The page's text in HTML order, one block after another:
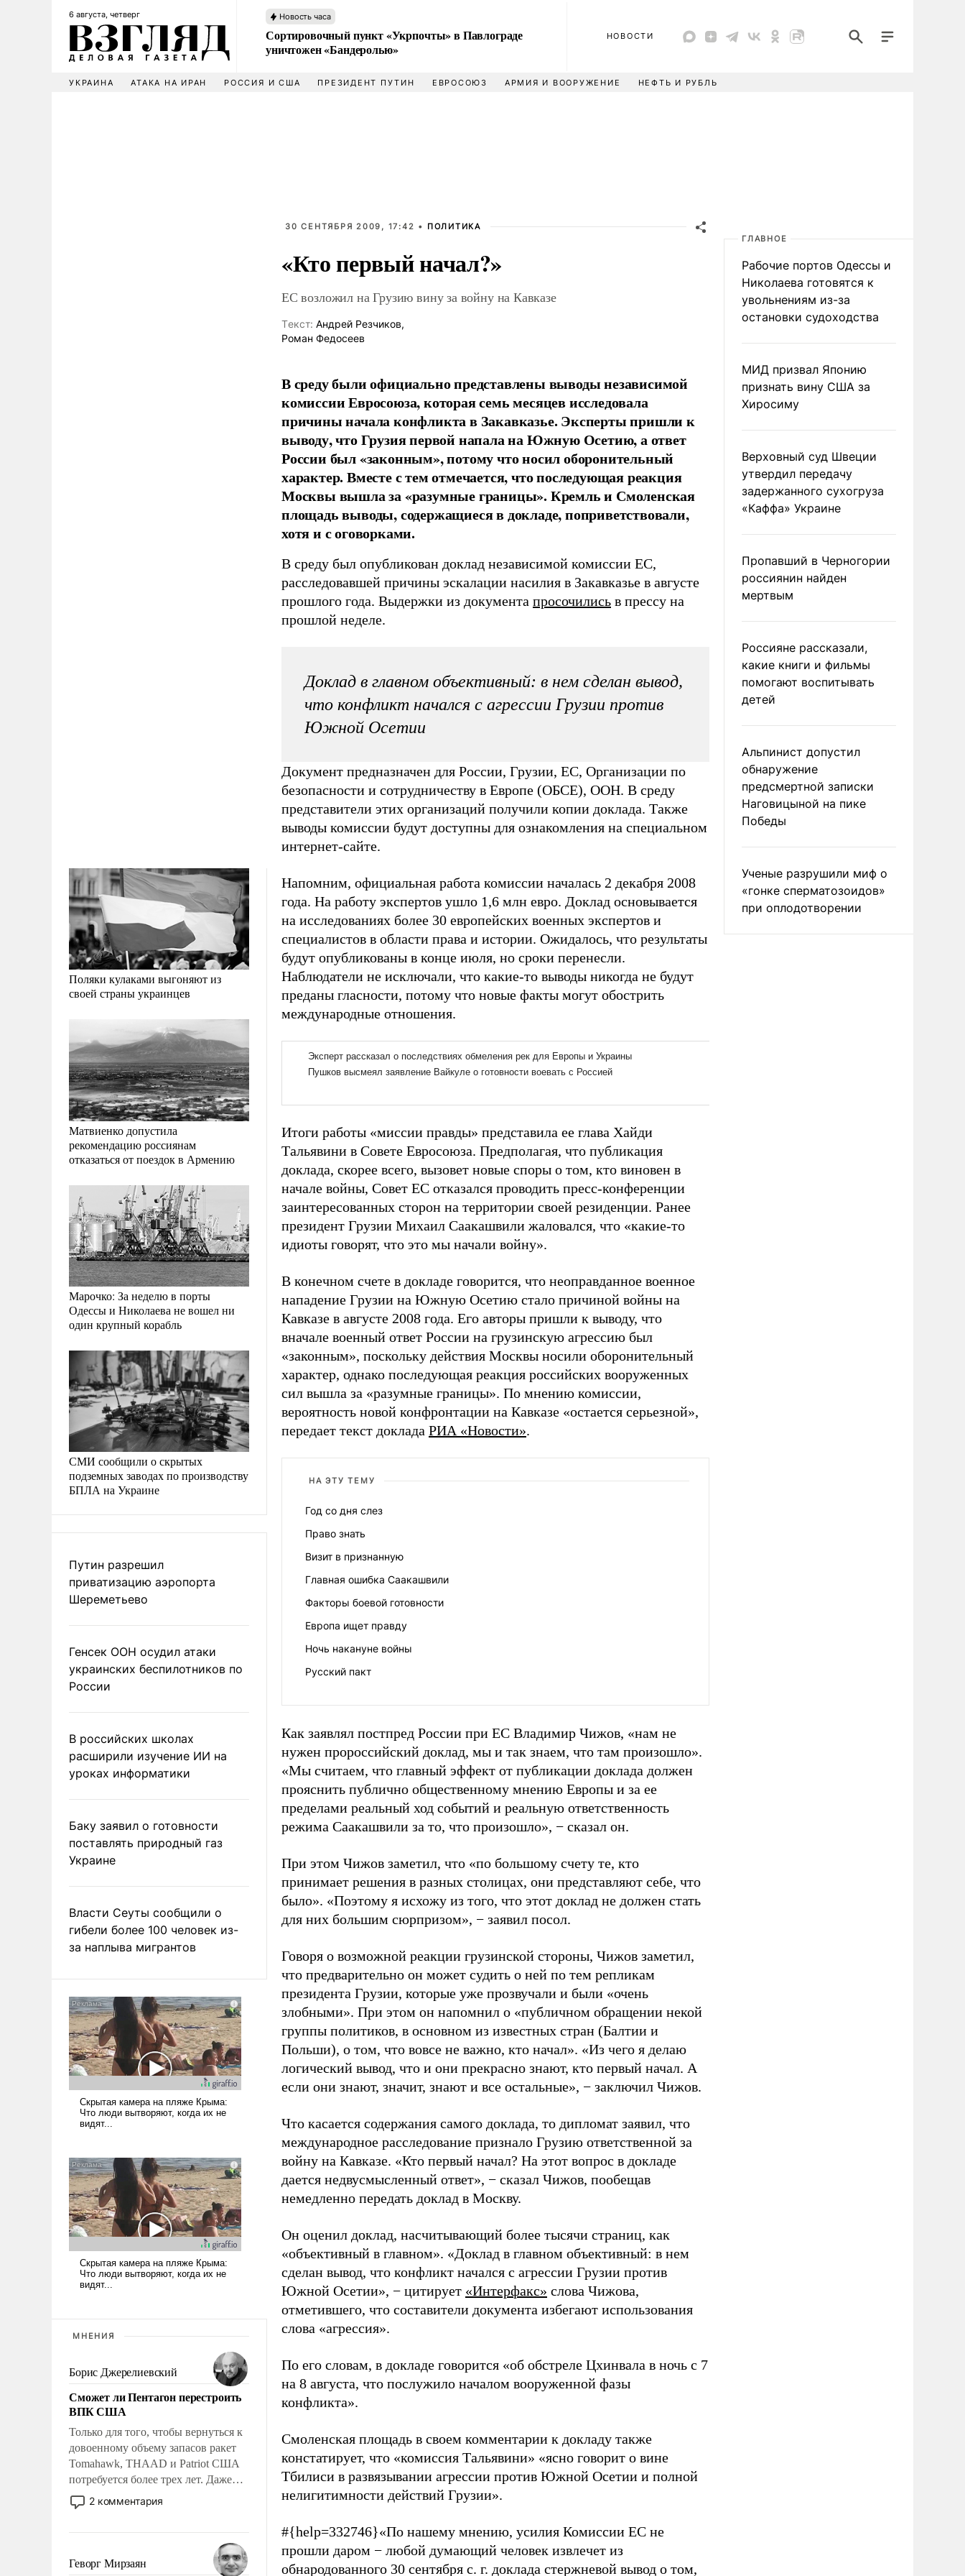
6 августа, четверг Новость часа
Сортировочный пункт «Укрпочты» в Павлограде
уничтожен «Бандеролью»
НОВОСТИ
УКРАИНА АТАКА НА ИРАН РОССИЯ И США ПРЕЗИДЕНТ ПУТИН ЕВРОСОЮЗ АРМИЯ И ВООРУЖЕНИЕ НЕФТЬ И РУБЛЬ
Поляки кулаками выгоняют из
своей страны украинцев
Матвиенко допустила
рекомендацию россиянам
отказаться от поездок в Армению
Марочко: За неделю в порты
Одессы и Николаева не вошел ни
один крупный корабль
СМИ сообщили о скрытых
подземных заводах по производству
БПЛА на Украине
Путин разрешил
приватизацию аэропорта
Шереметьево
Генсек ООН осудил атаки
украинских беспилотников по
России
В российских школах
расширили изучение ИИ на
уроках информатики
Баку заявил о готовности
поставлять природный газ
Украине
Власти Сеуты сообщили о
гибели более 100 человек из-
за наплыва мигрантов
МНЕНИЯ
Борис Джерелиевский
Сможет ли Пентагон перестроить
ВПК США
Только для того, чтобы вернуться к
довоенному объему запасов ракет
Tomahawk, THAAD и Patriot США
потребуется более трех лет. Даже
небольшая война с Ираном
опустошила американские
уязвимости США, например, перед
2 комментария
Геворг Мирзаян
30 СЕНТЯБРЯ 2009, 17:42 • ПОЛИТИКА
«Кто первый начал?»
ЕС возложил на Грузию вину за войну на Кавказе
Tекст: Андрей Резчиков,
Роман Федосеев
В среду были официально представлены выводы независимой
комиссии Евросоюза, которая семь месяцев исследовала
причины начала конфликта в Закавказье. Эксперты пришли к
выводу, что Грузия первой напала на Южную Осетию, а ответ
России был «законным», потому что носил оборонительный
характер. Вместе с тем отмечается, что последующая реакция
Москвы вышла за «разумные границы». Кремль и Смоленская
площадь выводы, содержащиеся в докладе, поприветствовали,
хотя и с оговорками.
В среду был опубликован доклад независимой комиссии ЕС,
расследовавшей причины эскалации насилия в Закавказье в августе
прошлого года. Выдержки из документа просочились в прессу на
прошлой неделе.
Доклад в главном объективный: в нем сделан вывод,
что конфликт начался с агрессии Грузии против
Южной Осетии
Документ предназначен для России, Грузии, ЕС, Организации по
безопасности и сотрудничеству в Европе (ОБСЕ), ООН. В среду
представители этих организаций получили копии доклада. Также
выводы комиссии будут доступны для ознакомления на специальном
интернет-сайте.
Напомним, официальная работа комиссии началась 2 декабря 2008
года. На работу экспертов ушло 1,6 млн евро. Доклад основывается
на исследованиях более 30 европейских военных экспертов и
специалистов в области права и истории. Ожидалось, что результаты
будут опубликованы в конце июля, но сроки перенесли.
Наблюдатели не исключали, что какие-то выводы никогда не будут
преданы гласности, потому что новые факты могут обострить
международные отношения.
Итоги работы «миссии правды» представила ее глава Хайди
Тальявини в Совете Евросоюза. Предполагая, что публикация
доклада, скорее всего, вызовет новые споры о том, кто виновен в
начале войны, Совет ЕС отказался проводить пресс-конференции
заинтересованных сторон на территории своей резиденции. Ранее
президент Грузии Михаил Саакашвили жаловался, что «какие-то
идиоты говорят, что это мы начали войну».
В конечном счете в докладе говорится, что неоправданное военное
нападение Грузии на Южную Осетию стало причиной войны на
Кавказе в августе 2008 года. Его авторы пришли к выводу, что
вначале военный ответ России на грузинскую агрессию был
«законным», поскольку действия Москвы носили оборонительный
характер, однако последующая реакция российских вооруженных
сил вышла за «разумные границы». По мнению комиссии,
вероятность новой конфронтации на Кавказе «остается серьезной»,
передает текст доклада РИА «Новости».
НА ЭТУ ТЕМУ
Год со дня слез
Право знать
Визит в признанную
Главная ошибка Саакашвили
Факторы боевой готовности
Европа ищет правду
Ночь накануне войны
Русский пакт
Как заявлял постпред России при ЕС Владимир Чижов, «нам не
нужен пророссийский доклад, мы и так знаем, что там произошло».
«Мы считаем, что главный эффект от публикации доклада должен
прояснить публично общественному мнению Европы и за ее
пределами реальный ход событий и реальную ответственность
режима Саакашвили за то, что произошло», − сказал он.
При этом Чижов заметил, что «по большому счету те, кто
принимает решения в разных столицах, они представляют себе, что
было». «Поэтому я исхожу из того, что этот доклад не должен стать
для них большим сюрпризом», − заявил посол.
Говоря о возможной реакции грузинской стороны, Чижов заметил,
что предварительно он может судить о ней по тем репликам
президента Грузии, которые уже прозвучали и были «очень
злобными». При этом он напомнил о «публичном обращении некой
группы политиков, в основном из известных стран (Балтии и
Польши), о том, что вовсе не важно, кто начал». «Из чего я делаю
логический вывод, что и они прекрасно знают, кто первый начал. А
если они знают, значит, знают и все остальные», − заключил Чижов.
Что касается содержания самого доклада, то дипломат заявил, что
международное расследование признало Грузию ответственной за
войну на Кавказе. «Кто первый начал? На этот вопрос в докладе
дается недвусмысленный ответ», − сказал Чижов, пообещав
немедленно передать доклад в Москву.
Он оценил доклад, насчитывающий более тысячи страниц, как
«объективный в главном». «Доклад в главном объективный: в нем
сделан вывод, что конфликт начался с агрессии Грузии против
Южной Осетии», − цитирует «Интерфакс» слова Чижова,
отметившего, что составители документа избегают использования
слова «агрессия».
По его словам, в докладе говорится «об обстреле Цхинвала в ночь с 7
на 8 августа, что послужило началом вооруженной фазы
конфликта».
Смоленская площадь в своем комментарии к докладу также
констатирует, что «комиссия Тальявини» «ясно говорит о вине
Тбилиси в развязывании агрессии против Южной Осетии и полной
нелигитимности действий Грузии».
#{help=332746}«По нашему мнению, усилия Комиссии ЕС не
прошли даром − любой думающий человек извлечет из
обнародованного 30 сентября с. г. доклада стержневой вывод о том,
ГЛАВНОЕ
Рабочие портов Одессы и
Николаева готовятся к
увольнениям из-за
остановки судоходства
МИД призвал Японию
признать вину США за
Хиросиму
Верховный суд Швеции
утвердил передачу
задержанного сухогруза
«Каффа» Украине
Пропавший в Черногории
россиянин найден
мертвым
Россияне рассказали,
какие книги и фильмы
помогают воспитывать
детей
Альпинист допустил
обнаружение
предсмертной записки
Наговицыной на пике
Победы
Ученые разрушили миф о
«гонке сперматозоидов»
при оплодотворении